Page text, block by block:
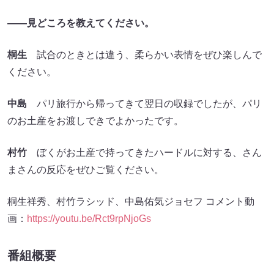
――見どころを教えてください。
桐生 試合のときとは違う、柔らかい表情をぜひ楽しんで
ください。
中島 パリ旅行から帰ってきて翌日の収録でしたが、パリ
のお土産をお渡しできでよかったです。
村竹 ぼくがお土産で持ってきたハードルに対する、さん
まさんの反応をぜひご覧ください。
桐生祥秀、村竹ラシッド、中島佑気ジョセフ コメント動
画： https://youtu.be/Rct9rpNjoGs
番組概要